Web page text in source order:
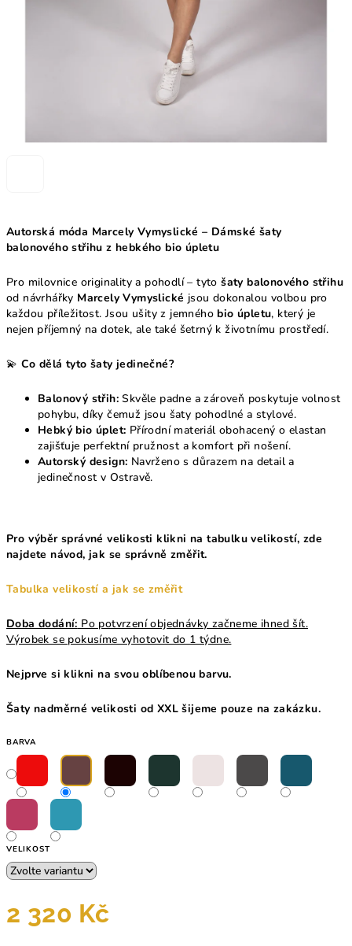
Autorská móda Marcely Vymyslické – Dámské šaty
balonového střihu z hebkého bio úpletu
Pro milovnice originality a pohodlí – tytošaty balonového střihu
od návrhářky Marcely Vymyslické jsou dokonalou volbou pro
každou příležitost. Jsou ušity z jemnéhobio úpletu, který je
nejen příjemný na dotek, ale také šetrný k životnímu prostředí.
💫 Co dělá tyto šaty jedinečné?
Balonový střih: Skvěle padne a zároveň poskytuje volnost
pohybu, díky čemuž jsou šaty pohodlné a stylové.
Hebký bio úplet: Přírodní materiál obohacený o elastan
zajišťuje perfektní pružnost a komfort při nošení.
Autorský design: Navrženo s důrazem na detail a
jedinečnost v Ostravě.
Pro výběr správné velikosti klikni na tabulku velikostí, zde
najdete návod, jak se správně změřit.
Tabulka velikostí a jak se změřit
Doba dodání: Po potvrzení objednávky začneme ihned šít.
Výrobek se pokusíme vyhotovit do 1 týdne.
Nejprve si klikni na svou oblíbenou barvu.
Šaty nadměrné velikosti od XXL šijeme pouze na zakázku.
BARVA
VELIKOST
2 320 Kč